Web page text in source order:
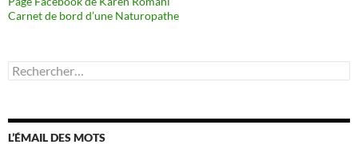
Carnet de bord d’une Naturopathe
Rechercher :
L’ÉMAIL DES MOTS